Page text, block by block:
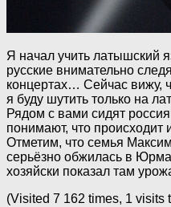
Я начал учить латышский
русские внимательно
концертах… Сейчас вижу,
я буду шутить только на
Рядом с вами сидят
понимают, что происходит
Отметим, что семья
серьёзно обжилась в
хозяйски показал там
(Visited 7 162 times, 1 visits